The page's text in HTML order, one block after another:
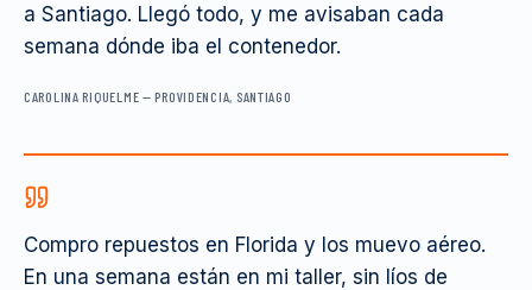
a Santiago. Llegó todo, y me avisaban cada
semana dónde iba el contenedor.
CAROLINA RIQUELME —PROVIDENCIA, SANTIAGO
Compro repuestos en Florida y los muevo aéreo.
En una semana están en mi taller, sin líos de